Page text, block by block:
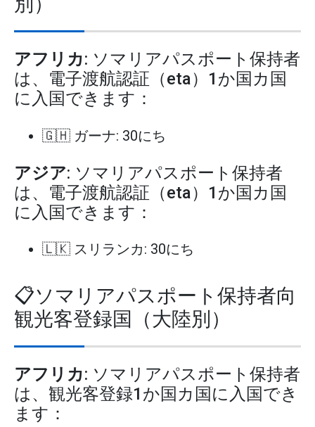
アフリカ: ソマリアパスポート保持者
は、電子渡航認証（eta）1か国カ国
に入国できます：
🇬🇭 ガーナ: 30にち
アジア: ソマリアパスポート保持者
は、電子渡航認証（eta）1か国カ国
に入国できます：
🇱🇰 スリランカ: 30にち
📋ソマリアパスポート保持者向
観光客登録国（大陸別）
アフリカ: ソマリアパスポート保持者
は、観光客登録1か国カ国に入国でき
ます：